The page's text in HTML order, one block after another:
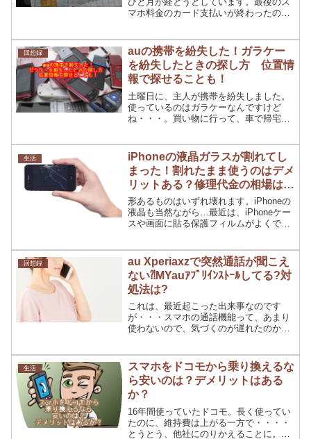
マホ料金のカード支払いが終わったの
楽天カードをメインに使っているため ｄ
カードの用途は...
回想録
auの携帯を紛失した！ガラケー
を紛失したときの探し方 位置情
報で探せることも！
土曜日に、主人が携帯を紛失しました。
使っているのはガラケーなんですけど
ね・・・。買い物に行って、車で帰宅途
だからいいと言って一度家に帰っちゃっ
たんですよね。ガラケーを紛...
生活
iPhoneの液晶ガラスが割れてし
まった！割れたまま使うのはデメ
リットある？修理代金の相場はど
れくらい？
形あるものはいずれ壊れます。iPhoneの
液晶も当然ながら…最近は、iPhoneケー
スや画面に貼る保護フィルムがよくでき
す。でもiPhoneの液晶ガラスって、ちょ
っとし...
回想録
au Xperiaxzで突然通話が聞こえ
ない⁈MYauｱﾌﾟﾘｲﾝｽﾄｰﾙしてる?対
処法は?
これは、最近起こった出来事なのです
が・・・スマホの通話機能って、あまり
使わないので、気づくのが遅れたのかも
めです。au Xperiaxzで突然通話が聞こ
えない今...
生活
スマホをドコモから乗り換えるな
ら安いのは？デメリットはある
か？
16年間使っていたドコモ。長く使ってい
たのに、維持費は上がる一方で・・・・
とうとう、他社にのりかえることに。キ